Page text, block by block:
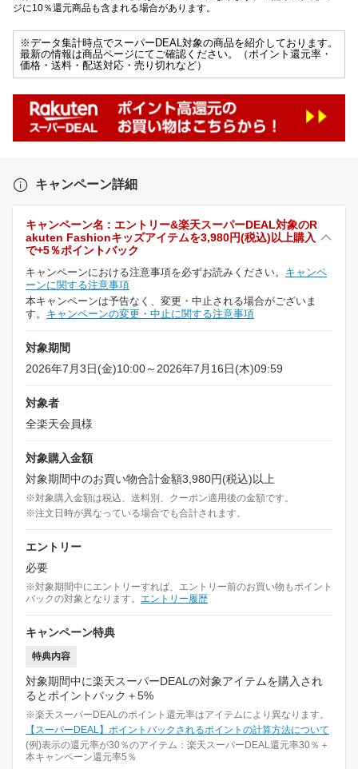
ジに10％還元商品も含まれる場合があります。
※データ集計時点でスーパーDEAL対象の商品を紹介しております。
最新の情報は商品ページにてご確認ください。（ポイント還元率・
価格・送料・配送対応・売り切れなど）
キャンペーン詳細
キャンペーン名 : エントリー&楽天スーパーDEAL対象のR
akuten Fashionキッズアイテムを3,980円(税込)以上購入
で+5％ポイントバック
キャンペーンにおける注意事項を必ずお読みください。 キャンペ
ーンに関する注意事項
本キャンペーンは予告なく、変更・中止される場合がございま
す。 キャンペーンの変更・中止に関する注意事項
対象期間
2026年7月3日(金)10:00～2026年7月16日(木)09:59
対象者
全楽天会員様
対象購入金額
対象期間中のお買い物合計金額3,980円(税込)以上
※対象購入金額は税込、送料別、クーポン適用後の金額です。
※注文日時が異なっている場合でも合計されます。
エントリー
必要
※対象期間中にエントリーすれば、エントリー前のお買い物もポイント
バックの対象となります。 エントリー履歴
キャンペーン特典
特典内容
対象期間中に楽天スーパーDEALの対象アイテムを購入され
るとポイントバック＋5%
※楽天スーパーDEALのポイント還元率はアイテムにより異なります。
【スーパーDEAL】ポイントバックされるポイントの計算方法について
(例)表示の還元率が30％のアイテム：楽天スーパーDEAL還元率30％＋
本キャンペーン還元率5％